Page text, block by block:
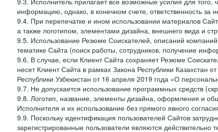
информацию, однако, в конечном счете, ответственность за
9.4. При перепечатке и ином использовании материалов
а также логотипом, элементами дизайна, внешнего вида и
9.5. Использование Резюме Соискателей, описаний
тематике Сайта (поиск работы, сотрудников, получение
9.6. В случае, если Клиент Сайта сохраняет Резюме
несет Клиент Сайта в рамках Закона Республики
Республики Узбекистан от 16 апреля 2019 года «О
9.7. Не допускается использование программных средств
9.8. Логотип, название, элементы дизайна, оформления и
Исполнителя и их использование без прямого явного
9.9. Поскольку идентификация пользователей Сайтов
зарегистрированные пользователи являются